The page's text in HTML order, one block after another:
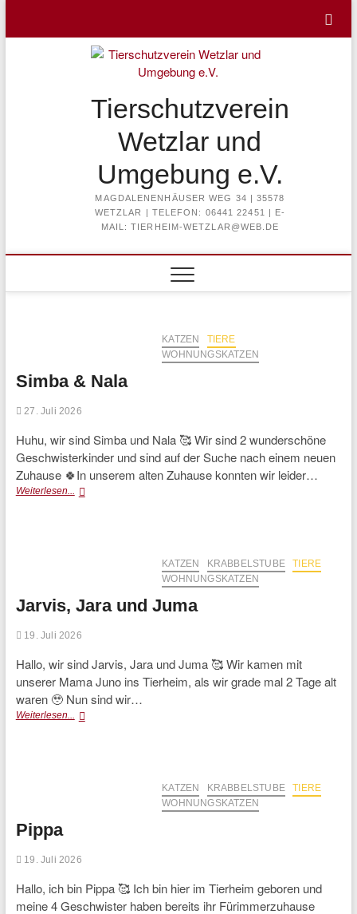
content
Tierschutzverein
Wetzlar und
Umgebung e.V.
MAGDALENENHÄUSER WEG 34 | 35578
WETZLAR | TELEFON: 06441 22451 | E-
MAIL: TIERHEIM-WETZLAR@WEB.DE
KATZEN
TIERE
WOHNUNGSKATZEN
Simba & Nala
27. Juli 2026
Huhu, wir sind Simba und Nala 🥰 Wir sind 2 wunderschöne
Geschwisterkinder und sind auf der Suche nach einem neuen
Zuhause 🍀In unserem alten Zuhause konnten wir leider…
Weiterlesen... Simba
KATZEN KRABBELSTUBE
TIERE
WOHNUNGSKATZEN
Jarvis, Jara und Juma
19. Juli 2026
Hallo, wir sind Jarvis, Jara und Juma 🥰 Wir kamen mit
unserer Mama Juno ins Tierheim, als wir grade mal 2 Tage alt
waren 🥹 Nun sind wir…
Weiterlesen... Jarvis,
KATZEN KRABBELSTUBE
TIERE
WOHNUNGSKATZEN
Pippa
19. Juli 2026
Hallo, ich bin Pippa 🥰 Ich bin hier im Tierheim geboren und
meine 4 Geschwister haben bereits ihr Fürimmerzuhause